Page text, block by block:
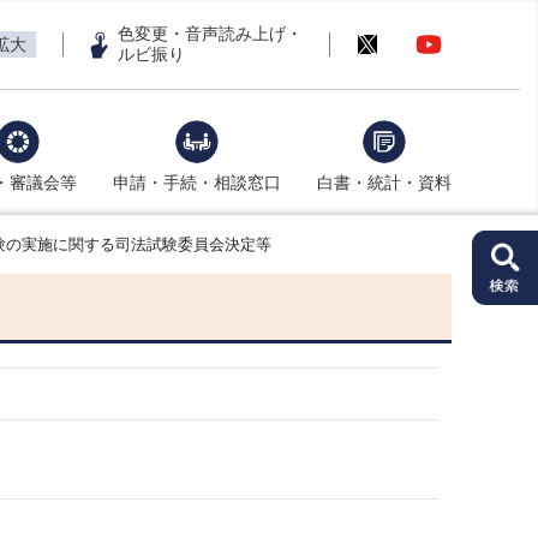
大
色変更・音声読み上げ・
ルビ振り
審議会等 申請・手続・相談窓口 白書・統計・資料
実施に関する司法試験委員会決定等